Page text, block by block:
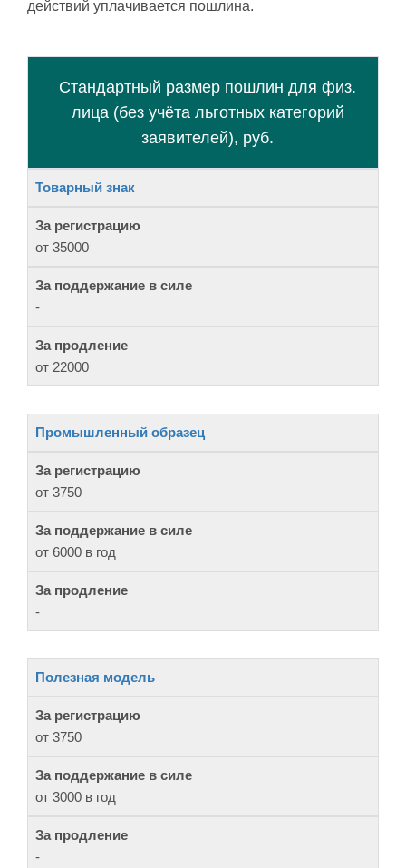
действий уплачивается пошлина.
Стандартный размер пошлин для физ.
лица (без учёта льготных категорий
заявителей), руб.
Способ
защиты
регистрацию
Товарный знак
от 35000
-
от 22000
Промышленный образец
от 3750
от 6000 в год
-
Полезная модель
от 3750
от 3000 в год
-